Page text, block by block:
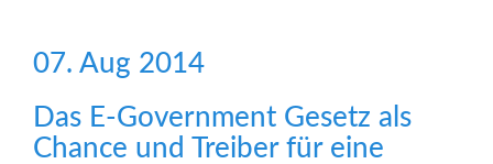
07. Aug 2014
Das E-Government Gesetz als
Chance und Treiber für eine